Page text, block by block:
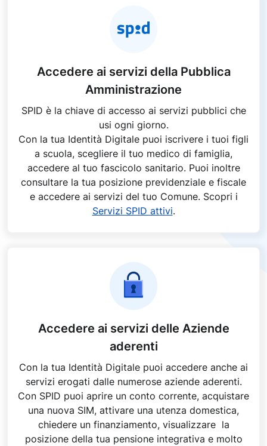
Accedere ai servizi della Pubblica
Amministrazione
SPID è la chiave di accesso ai servizi pubblici che
usi ogni giorno.
Con la tua Identità Digitale puoi iscrivere i tuoi figli
a scuola, scegliere il tuo medico di famiglia,
accedere al tuo fascicolo sanitario. Puoi inoltre
consultare la tua posizione previdenziale e fiscale
e accedere ai servizi del tuo Comune. Scopri i
Servizi SPID attivi.
Accedere ai servizi delle Aziende
aderenti
Con la tua Identità Digitale puoi accedere anche ai
servizi erogati dalle numerose aziende aderenti.
Con SPID puoi aprire un conto corrente, acquistare
una nuova SIM, attivare una utenza domestica,
chiedere un finanziamento, visualizzare la
posizione della tua pensione integrativa e molto